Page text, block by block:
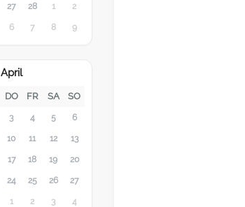
27 28 1 2
6 7 8 9
April
DO FR SA SO
3 4 5 6
10 11 12 13
17 18 19 20
24 25 26 27
1 2 3 4